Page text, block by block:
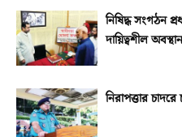
নিষিদ্ধ সংগঠন
দায়িত্বশীল
নিরাপত্তার